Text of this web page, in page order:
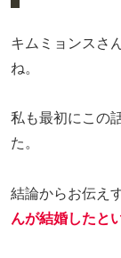
キムミョンスさ
ね。
私も最初にこの
た。
結論からお伝え
んが結婚したと